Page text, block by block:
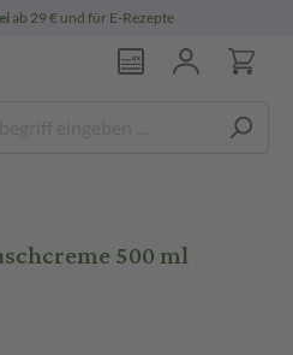
ab 29 € und für E-Rezepte
500 ml